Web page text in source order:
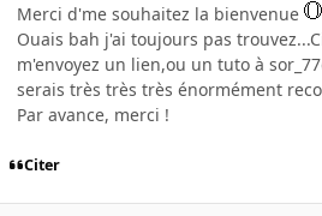
Merci d'me souhaitez la bienvenue
Ouais bah j'ai toujours pas
m'envoyez un lien,ou un tuto à
serais très très très énormément
Par avance, merci !
Citer